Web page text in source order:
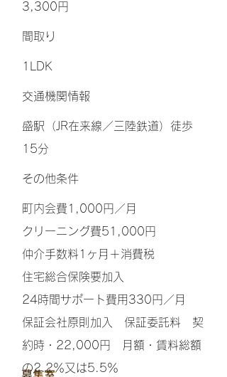
3,300円
間取り
1LDK
交通機関情報
盛駅（JR在来線／三陸鉄道）徒歩
15分
その他条件
町内会費1,000円／月
クリーニング費51,000円
仲介手数料1ヶ月＋消費税
住宅総合保険要加入
24時間サポート費用330円／月
保証会社原則加入 保証委託料 契
約時・22,000円 月額・賃料総額
の2.2％又は5.5％